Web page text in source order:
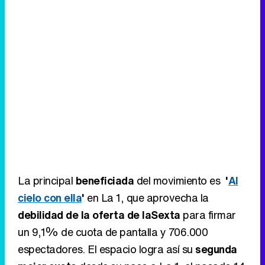
La principal beneficiada del movimiento es 'Al
cielo con ella' en La 1, que aprovecha la
debilidad de la oferta de laSexta para firmar
un 9,1% de cuota de pantalla y 706.000
espectadores. El espacio logra así su segunda